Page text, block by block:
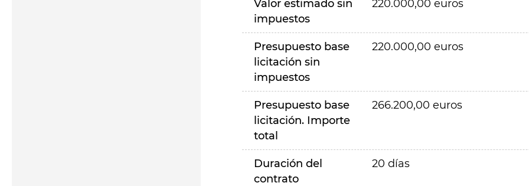
Valor estimado sin
impuestos
220.000,00 euros
Presupuesto base
licitación sin
impuestos
220.000,00 euros
Presupuesto base
licitación. Importe
total
266.200,00 euros
Duración del
contrato
20 días